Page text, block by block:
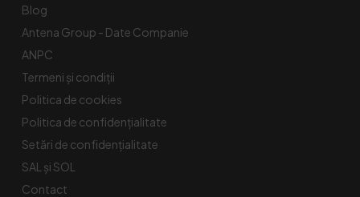
Blog
Antena Group - Date Companie
ANPC
Termeni și condiții
Politica de cookies
Politica de confidențialitate
Setări de confidențialitate
SAL și SOL
Contact